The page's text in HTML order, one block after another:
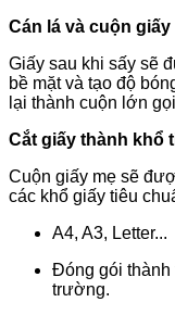
Cán lá và cuộn giấy
Giấy sau khi sấy sẽ
bề mặt và tạo độ
lại thành cuộn lớn
Cắt giấy thành khổ
Cuộn giấy mẹ sẽ
các khổ giấy tiêu
A4, A3, Letter...
Đóng gói thành
trường.